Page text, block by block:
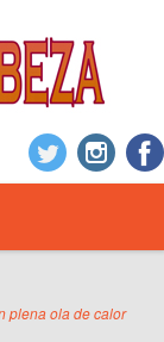
plena ola de calor